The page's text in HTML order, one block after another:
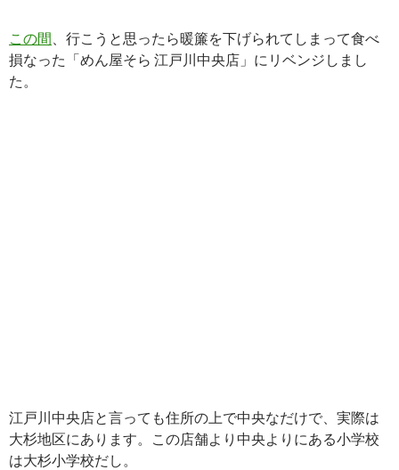
この間 、行こうと思ったら暖簾を下げられてしまって食べ
損なった「めん屋そら 江戸川中央店」にリベンジしまし
た。
江戸川中央店と言っても住所の上で中央なだけで、実際は
大杉地区にあります。この店舗より中央よりにある小学校
は大杉小学校だし。